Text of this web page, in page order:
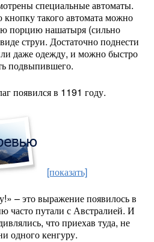
специальные автоматы.
такого автомата можно
порцию нашатыря (сильно
струи. Достаточно поднести
даже одежду, и можно быстро
подвыпившего.
появился в 1191 году.
[показать]
– это выражение появилось в
часто путали с Австралией. И
что приехав туда, не
одного кенгуру.